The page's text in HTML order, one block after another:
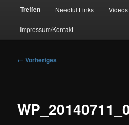
Treffen Needful Links
Impressum/Kontakt
Bilder-
← Vorheriges